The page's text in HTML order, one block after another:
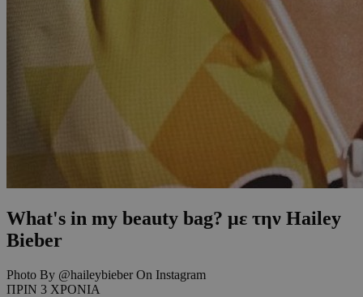
What's in my beauty bag? με την Hailey
Bieber
Photo By @haileybieber On Instagram
ΠΡΙΝ 3 ΧΡΟΝΙΑ